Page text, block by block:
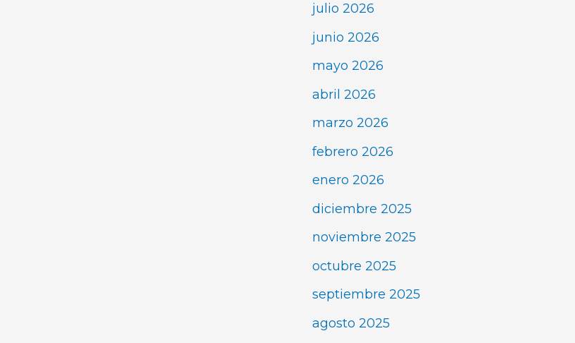
julio 2026
junio 2026
mayo 2026
abril 2026
marzo 2026
febrero 2026
enero 2026
diciembre 2025
noviembre 2025
octubre 2025
septiembre 2025
agosto 2025